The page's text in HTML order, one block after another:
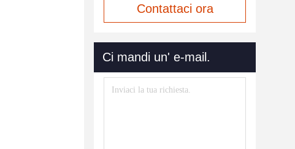
Contattaci ora
Ci mandi un' e-mail.